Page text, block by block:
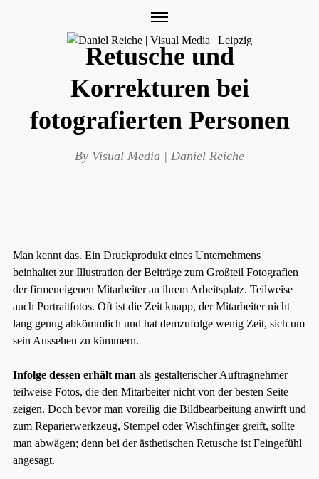
LAYOUT & TYPO
Retusche und
Korrekturen bei
fotografierten Personen
By Visual Media | Daniel Reiche
Man kennt das. Ein Druckprodukt eines Unternehmens
beinhaltet zur Illustration der Beiträge zum Großteil Fotografien
der firmeneigenen Mitarbeiter an ihrem Arbeitsplatz. Teilweise
auch Portraitfotos. Oft ist die Zeit knapp, der Mitarbeiter nicht
lang genug abkömmlich und hat demzufolge wenig Zeit, sich um
sein Aussehen zu kümmern.
Infolge dessen erhält man als gestalterischer Auftragnehmer
teilweise Fotos, die den Mitarbeiter nicht von der besten Seite
zeigen. Doch bevor man voreilig die Bildbearbeitung anwirft und
zum Reparierwerkzeug, Stempel oder Wischfinger greift, sollte
man abwägen; denn bei der ästhetischen Retusche ist Feingefühl
angesagt.